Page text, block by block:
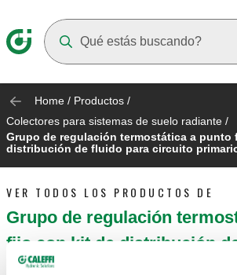
Home / Productos /
Colectores para sistemas de suelo radiante /
Grupo de regulación termostática a punto
distribución de fluido para circuito
VER TODOS LOS PRODUCTOS DE
Grupo de regulación
fijo con kit de distribución
circuito primario